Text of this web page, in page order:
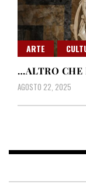
ARTE
…ALTRO CHE
AGOSTO 22, 2025